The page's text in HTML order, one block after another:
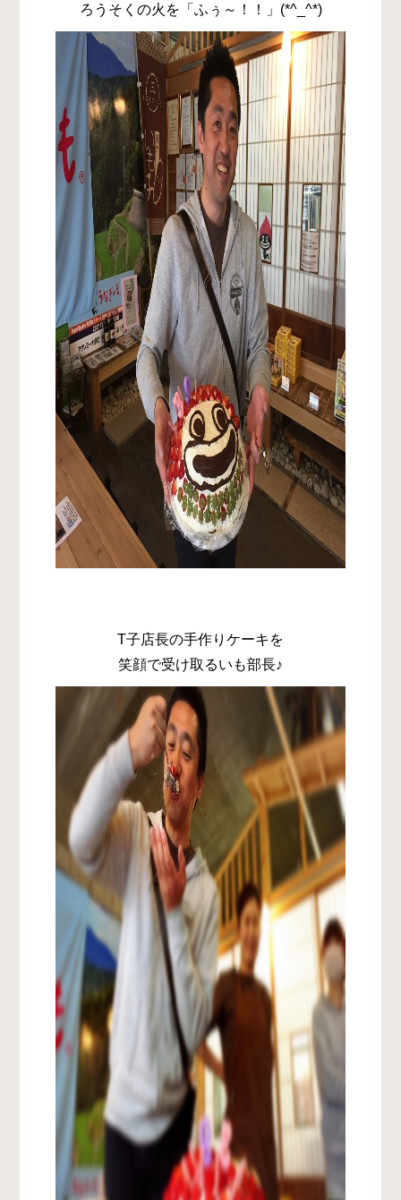
ろうそくの火を「ふぅ～！！」(*^_^*)
T子店長の手作りケーキを
笑顔で受け取るいも部長♪